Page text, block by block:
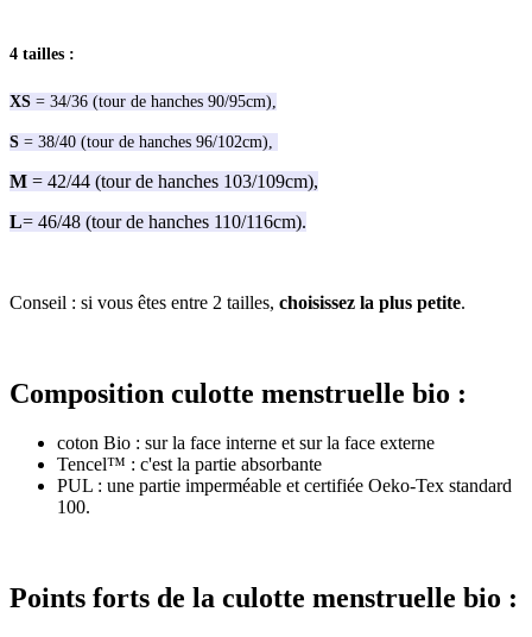
4 tailles :
XS = 34/36 (tour de hanches 90/95cm),
S = 38/40 (tour de hanches 96/102cm),
M = 42/44 (tour de hanches 103/109cm),
L= 46/48 (tour de hanches 110/116cm).
Conseil : si vous êtes entre 2 tailles, choisissez la plus petite.
Composition culotte menstruelle bio :
coton Bio : sur la face interne et sur la face externe
Tencel™ : c'est la partie absorbante
PUL : une partie imperméable et certifiée Oeko-Tex standard
100.
Points forts de la culotte menstruelle bio :